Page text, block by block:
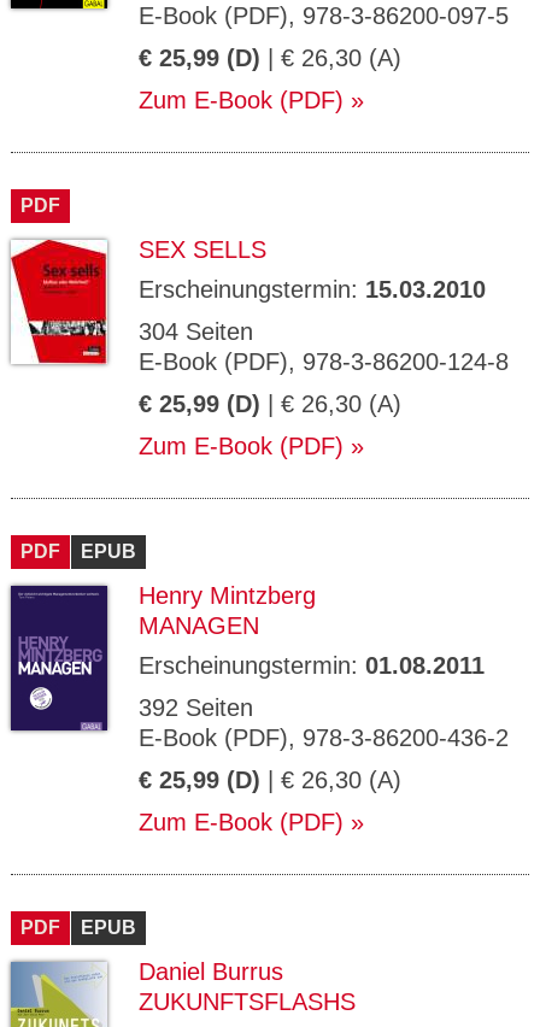
E-Book (PDF), 978-3-86200-097-5
€ 25,99 (D) | € 26,30 (A)
Zum E-Book (PDF)
PDF
SEX SELLS
Erscheinungstermin: 15.03.2010
304 Seiten
E-Book (PDF), 978-3-86200-124-8
€ 25,99 (D) | € 26,30 (A)
Zum E-Book (PDF)
PDF EPUB
Henry Mintzberg
MANAGEN
Erscheinungstermin: 01.08.2011
392 Seiten
E-Book (PDF), 978-3-86200-436-2
€ 25,99 (D) | € 26,30 (A)
Zum E-Book (PDF)
PDF EPUB
Daniel Burrus
ZUKUNFTSFLASHS